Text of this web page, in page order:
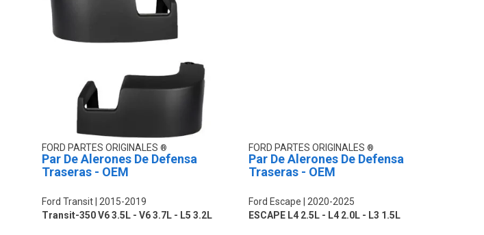
FORD PARTES ORIGINALES
Par De Alerones De Defensa
Traseras - OEM
Ford Transit
2015-2019
Transit-350 V6 3.5L - V6 3.7L - L5 3.2L
FORD PARTES ORIGINALES
Par De Alerones De Defensa
Traseras - OEM
Ford Escape
2020-2025
ESCAPE L4 2.5L - L4 2.0L - L3 1.5L